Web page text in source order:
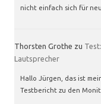
nicht einfach sich für
Thorsten Grothe zu
Lautsprecher
Hallo Jürgen, das ist
Testbericht zu den